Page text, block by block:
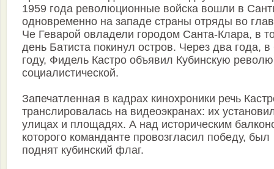
1959 года революционные войска вошли в
одновременно на западе страны отряды во
Че Геварой овладели городом Санта-Клара, в
день Батиста покинул остров. Через два года,
году, Фидель Кастро объявил Кубинскую
социалистической.
Запечатленная в кадрах кинохроники речь
транслировалась на видеоэкранах: их
улицах и площадях. А над историческим
которого команданте провозгласил победу, был
поднят кубинский флаг.